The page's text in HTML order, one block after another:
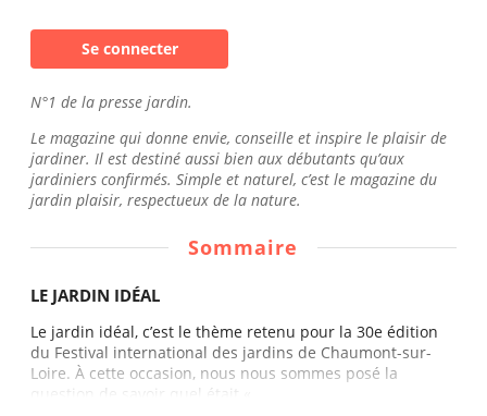
Se connecter
N°1 de la presse jardin.
Le magazine qui donne envie, conseille et inspire le plaisir de
jardiner. Il est destiné aussi bien aux débutants qu’aux
jardiniers confirmés. Simple et naturel, c’est le magazine du
jardin plaisir, respectueux de la nature.
Sommaire
LE JARDIN IDÉAL
Le jardin idéal, c’est le thème retenu pour la 30e édition
du Festival international des jardins de Chaumont-sur-
Loire. À cette occasion, nous nous sommes posé la
question de savoir quel était «...